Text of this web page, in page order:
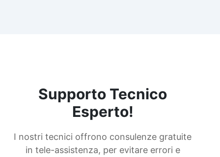
Supporto Tecnico
Esperto!
I nostri tecnici offrono consulenze gratuite
in tele-assistenza, per evitare errori e